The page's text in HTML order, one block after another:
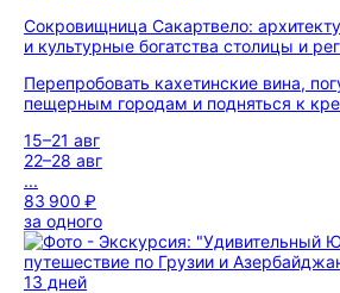
Сокровищница Сакартвело:
и культурные богатства столицы и
Перепробовать кахетинские вина,
пещерным городам и подняться к
15–21 авг
22–28 авг
...
83 900 ₽
за одного
13 дней